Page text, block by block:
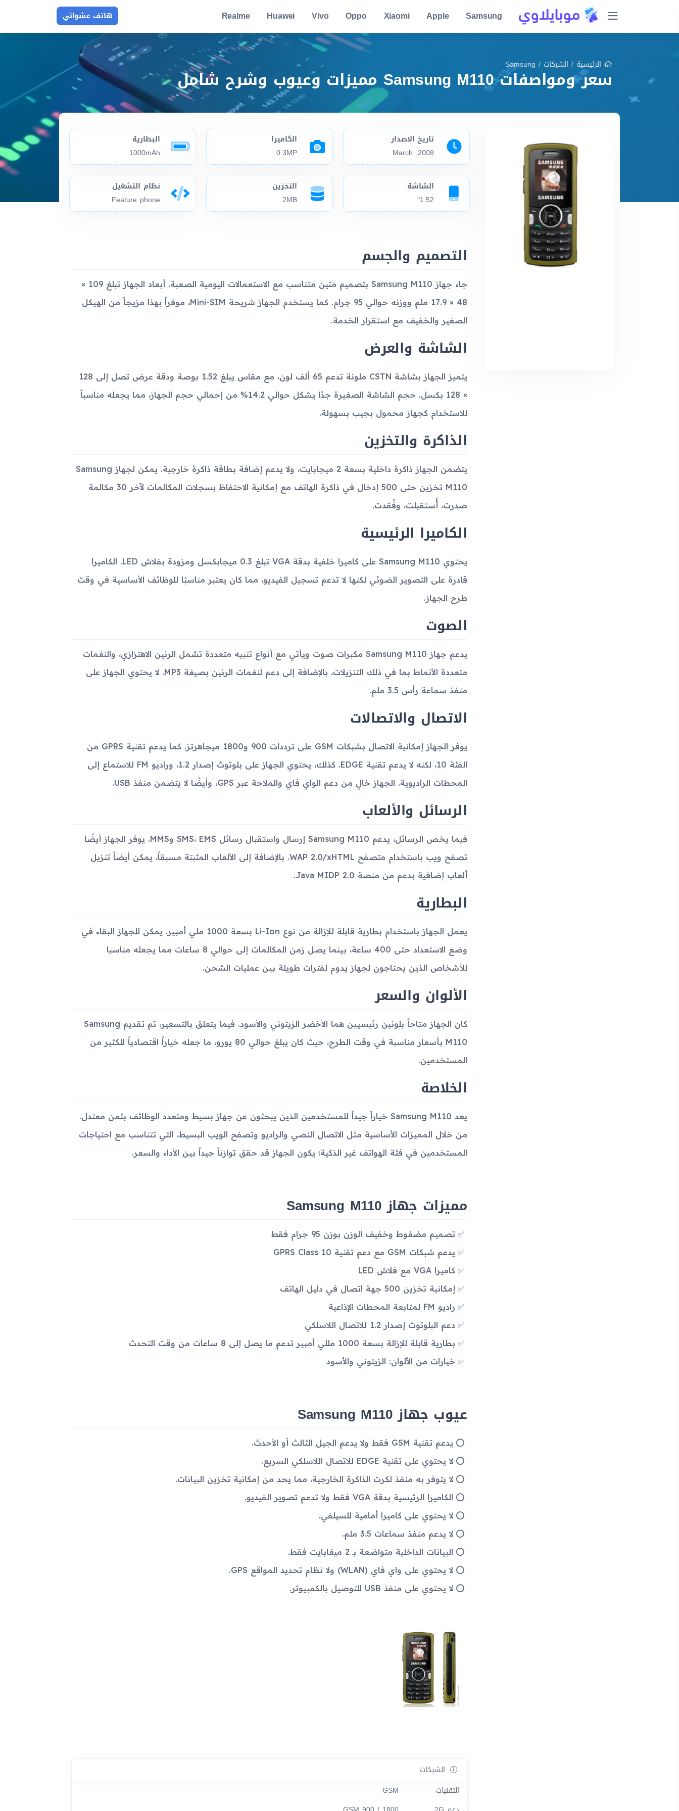
Samsung
Apple
Xiaomi
Oppo
Vivo
Huawei
Realme هاتف عشوائي
الرئيسية / الشركات /
Samsung
سعر ومواصفات Samsung M110 مميزات وعيوب وشرح شامل
تاريخ الاصدار
2008, March
الكاميرا
0.3MP
البطارية
1000mAh
الشاشة
1.52"
التخزين
2MB
نظام التشغيل
Feature phone
التصميم والجسم
جاء جهاز Samsung M110 بتصميم متين متناسب مع الاستعمالات اليومية الصعبة. أبعاد الجهاز تبلغ 109 ×
48 × 17.9 ملم ووزنه حوالي 95 جرام. كما يستخدم الجهاز شريحة Mini-SIM، موفراً بهذا مزيجاً من الهيكل
الصغير والخفيف مع استقرار الخدمة.
الشاشة والعرض
يتميز الجهاز بشاشة CSTN ملونة تدعم 65 ألف لون، مع مقاس يبلغ 1.52 بوصة ودقة عرض تصل إلى 128
× 128 بكسل. حجم الشاشة الصغيرة جدًا يشكل حوالي 14.2% من إجمالي حجم الجهاز، مما يجعله مناسباً
للاستخدام كجهاز محمول بجيب بسهولة.
الذاكرة والتخزين
يتضمن الجهاز ذاكرة داخلية بسعة 2 ميجابايت، ولا يدعم إضافة بطاقة ذاكرة خارجية. يمكن لجهاز Samsung
M110 تخزين حتى 500 إدخال في ذاكرة الهاتف مع إمكانية الاحتفاظ بسجلات المكالمات لآخر 30 مكالمة
صدرت، أُستقبلت، وفُقدت.
الكاميرا الرئيسية
يحتوي Samsung M110 على كاميرا خلفية بدقة VGA تبلغ 0.3 ميجابكسل ومزودة بفلاش LED. الكاميرا
قادرة على التصوير الضوئي لكنها لا تدعم تسجيل الفيديو، مما كان يعتبر مناسبًا للوظائف الأساسية في وقت
طرح الجهاز.
الصوت
يدعم جهاز Samsung M110 مكبرات صوت ويأتي مع أنواع تنبيه متعددة تشمل الرنين الاهتزازي، والنغمات
متعددة الأنماط بما في ذلك التنزيلات، بالإضافة إلى دعم لنغمات الرنين بصيغة MP3. لا يحتوي الجهاز على
منفذ سماعة رأس 3.5 ملم.
الاتصال والاتصالات
يوفر الجهاز إمكانية الاتصال بشبكات GSM على ترددات 900 و1800 ميجاهرتز. كما يدعم تقنية GPRS من
الفئة 10، لكنه لا يدعم تقنية EDGE. كذلك، يحتوي الجهاز على بلوتوث إصدار 1.2، وراديو FM للاستماع إلى
المحطات الراديوية. الجهاز خالٍ من دعم الواي فاي والملاحة عبر GPS، وأيضًا لا يتضمن منفذ USB.
الرسائل والألعاب
فيما يخص الرسائل، يدعم Samsung M110 إرسال واستقبال رسائل SMS، EMS وMMS. يوفر الجهاز أيضًا
تصفح ويب باستخدام متصفح WAP 2.0/xHTML. بالإضافة إلى الألعاب المثبتة مسبقاً، يمكن أيضاً تنزيل
ألعاب إضافية بدعم من منصة Java MIDP 2.0.
البطارية
يعمل الجهاز باستخدام بطارية قابلة للإزالة من نوع Li-Ion بسعة 1000 ملي أمبير. يمكن للجهاز البقاء في
وضع الاستعداد حتى 400 ساعة، بينما يصل زمن المكالمات إلى حوالي 8 ساعات مما يجعله مناسبا
للأشخاص الذين يحتاجون لجهاز يدوم لفترات طويلة بين عمليات الشحن.
الألوان والسعر
كان الجهاز متاحاً بلونين رئيسيين هما الأخضر الزيتوني والأسود. فيما يتعلق بالتسعير، تم تقديم Samsung
M110 بأسعار مناسبة في وقت الطرح، حيث كان يبلغ حوالي 80 يورو، ما جعله خياراً اقتصادياً للكثير من
المستخدمين.
الخلاصة
يعد Samsung M110 خياراً جيداً للمستخدمين الذين يبحثون عن جهاز بسيط ومتعدد الوظائف بثمن معتدل.
من خلال المميزات الأساسية مثل الاتصال النصي والراديو وتصفح الويب البسيط، التي تتناسب مع احتياجات
المستخدمين في فئة الهواتف غير الذكية؛ يكون الجهاز قد حقق توازناً جيداً بين الأداء والسعر.
مميزات جهاز Samsung M110
تصميم مضغوط وخفيف الوزن بوزن 95 جرام فقط
يدعم شبكات GSM مع دعم تقنية GPRS Class 10
كاميرا VGA مع فلاش LED
إمكانية تخزين 500 جهة اتصال في دليل الهاتف
راديو FM لمتابعة المحطات الإذاعية
دعم البلوتوث إصدار 1.2 للاتصال اللاسلكي
بطارية قابلة للإزالة بسعة 1000 مللي أمبير تدعم ما يصل إلى 8 ساعات من وقت التحدث
خيارات من الألوان: الزيتوني والأسود
عيوب جهاز Samsung M110
يدعم تقنية GSM فقط ولا يدعم الجيل الثالث أو الأحدث.
لا يحتوي على تقنية EDGE للاتصال اللاسلكي السريع.
لا يتوفر به منفذ لكرت الذاكرة الخارجية، مما يحد من إمكانية تخزين البيانات.
الكاميرا الرئيسية بدقة VGA فقط ولا تدعم تصوير الفيديو.
لا يحتوي على كاميرا أمامية للسيلفي.
لا يدعم منفذ سماعات 3.5 ملم.
البيانات الداخلية متواضعة بـ 2 ميغابايت فقط.
لا يحتوي على واي فاي (WLAN) ولا نظام تحديد المواقع GPS.
لا يحتوي على منفذ USB للتوصيل بالكمبيوتر.
الشبكات
التقنيات
GSM